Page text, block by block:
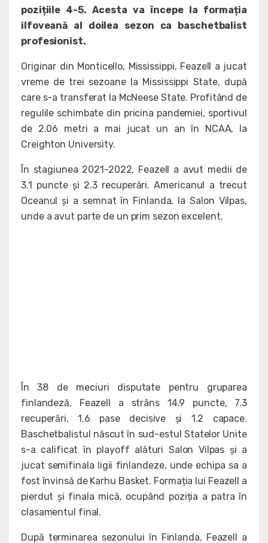
pozițiile 4-5. Acesta va începe la formația
ilfoveană al doilea sezon ca baschetbalist
profesionist.
Originar din Monticello, Mississippi, Feazell a jucat
vreme de trei sezoane la Mississippi State, după
care s-a transferat la McNeese State. Profitând de
regulile schimbate din pricina pandemiei, sportivul
de 2.06 metri a mai jucat un an în NCAA, la
Creighton University.
În stagiunea 2021-2022, Feazell a avut medii de
3.1 puncte și 2.3 recuperări. Americanul a trecut
Oceanul și a semnat în Finlanda, la Salon Vilpas,
unde a avut parte de un prim sezon excelent.
În 38 de meciuri disputate pentru gruparea
finlandeză, Feazell a strâns 14.9 puncte, 7.3
recuperări, 1.6 pase decisive și 1.2 capace.
Baschetbalistul născut în sud-estul Statelor Unite
s-a calificat în playoff alături Salon Vilpas și a
jucat semifinala ligii finlandeze, unde echipa sa a
fost învinsă de Karhu Basket. Formația lui Feazell a
pierdut și finala mică, ocupând poziția a patra în
clasamentul final.
După terminarea sezonului în Finlanda, Feazell a